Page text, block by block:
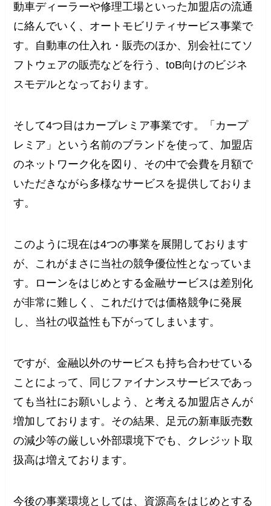
動車ディーラーや修理工場といった加盟店の流通
に絡んでいく、オートモビリティサービス事業で
す。自動車の仕入れ・販売のほか、別会社にてソ
フトウェアの販売などを行う、toB向けのビジネ
スモデルとなっております。
そして4つ目はカープレミア事業です。「カープ
レミア」という名前のブランドを使って、加盟店
のネットワーク化を図り、その中で会費を月額で
いただきながら多様なサービスを提供しておりま
す。
このように現在は4つの事業を展開しております
が、これがまさに当社の競争優位性となっていま
す。ローンをはじめとする金融サービスは差別化
が非常に難しく、これだけでは価格競争に発展
し、当社の収益性も下がってしまいます。
ですが、金融以外のサービスも持ち合わせている
ことによって、同じファイナンスサービスであっ
ても当社にお願いしよう、と考える加盟店さんが
増加しております。その結果、足元の新車販売数
の減少等の厳しい外部環境下でも、クレジット取
扱高は増えております。
今後の事業環境としては、資源高をはじめとする